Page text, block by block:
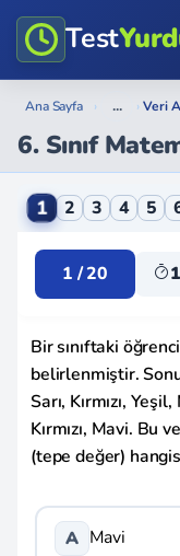
Test
Ana Sayfa › ... › Veri
6. Sınıf
6. Sınıf
1 2 3 4 5
1 / 20
Bir sınıftaki
belirlenmiştir.
Sarı, Kırmızı,
Kırmızı, Mavi. Bu
(tepe değer)
A Mavi